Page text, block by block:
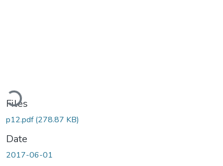
Files
p12.pdf(278.87 KB)
Date
2017-06-01